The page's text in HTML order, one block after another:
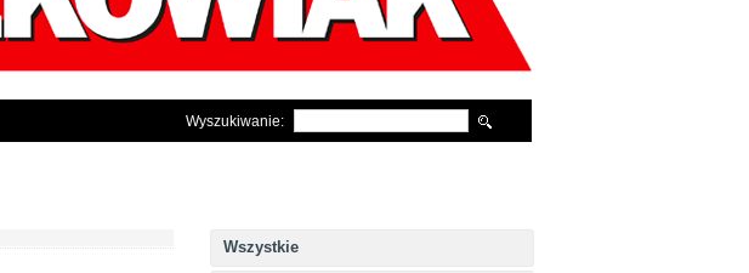
Wyszukiwanie:
Wszystkie